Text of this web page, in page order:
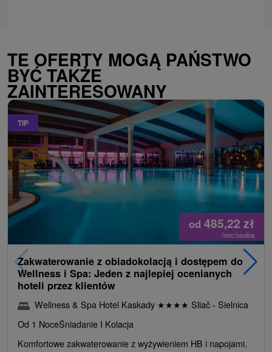
TE OFERTY MOGĄ PAŃSTWO
BYĆ TAKŻE
ZAINTERESOWANY
TIP
od 485,22 zł
/noc/osoba
Zakwaterowanie z obiadokolacją i dostępem do
Wellness i Spa: Jeden z najlepiej ocenianych
hoteli przez klientów
Wellness & Spa Hotel Kaskady ★★★★ Sliač - Sielnica
Od 1 NoceŚniadanie I Kolacja
Komfortowe zakwaterowanie z wyżywieniem HB i napojami.